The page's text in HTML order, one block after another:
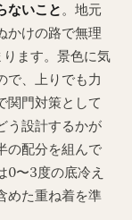
ないこと。地元
かけの路で無理
ます。景色に気
で、上りでも力
関門対策として
う設計するかが
の配分を組んで
0〜3度の底冷え
めた重ね着を準